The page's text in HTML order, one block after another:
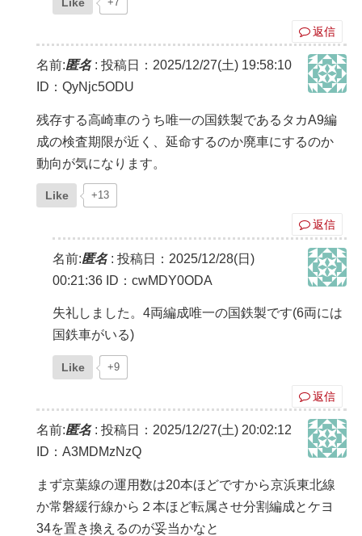
返信
名前:匿名: 投稿日：2025/12/27(土) 19:58:10
ID：QyNjc5ODU
残存する高崎車のうち唯一の国鉄製であるタカA9編
成の検査期限が近く、延命するのか廃車にするのか
動向が気になります。
Like +13
返信
名前:匿名: 投稿日：2025/12/28(日)
00:21:36 ID：cwMDY0ODA
失礼しました。4両編成唯一の国鉄製です(6両には
国鉄車がいる)
Like +9
返信
名前:匿名: 投稿日：2025/12/27(土) 20:02:12
ID：A3MDMzNzQ
まず京葉線の運用数は20本ほどですから京浜東北線
か常磐緩行線から２本ほど転属させ分割編成とケヨ
34を置き換えるのが妥当かなと